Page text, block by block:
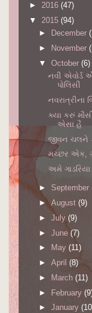
► 2016 (47)
▼ 2015 (94)
►
December
►
November
▼ October (6)
નવી એવોર્ડ
પોલિસી
ક્યા કરું
એસા હૈ
જીવન ચલને
મચ્છર એક,
અમે ગાડરિયા
► September
►August (9)
► July (9)
► June (7)
►
May (11)
► April (8)
►
March (11)
► February
► January